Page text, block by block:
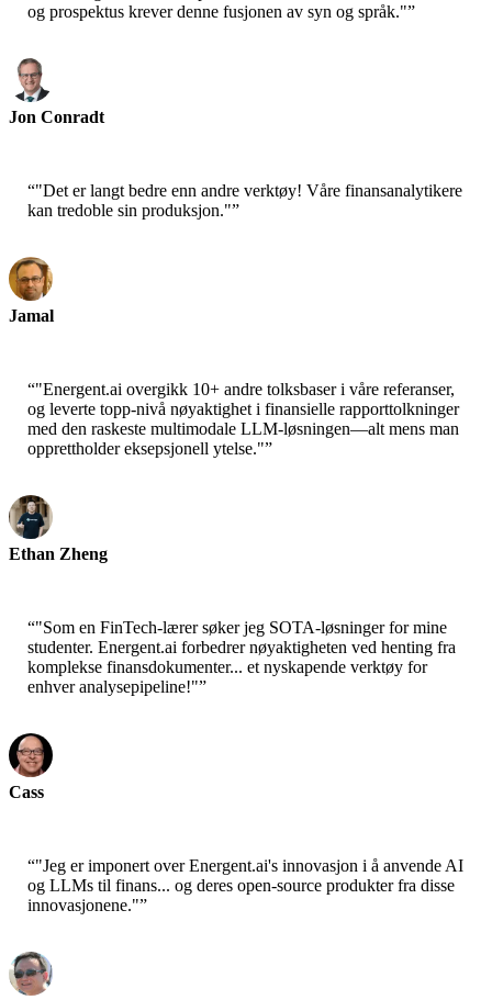
og prospektus krever denne fusjonen av syn og språk."”
Jon Conradt
“"Det er langt bedre enn andre verktøy! Våre finansanalytikere
kan tredoble sin produksjon."”
Jamal
“"Energent.ai overgikk 10+ andre tolksbaser i våre referanser,
og leverte topp-nivå nøyaktighet i finansielle rapporttolkninger
med den raskeste multimodale LLM-løsningen—alt mens man
opprettholder eksepsjonell ytelse."”
Ethan Zheng
“"Som en FinTech-lærer søker jeg SOTA-løsninger for mine
studenter. Energent.ai forbedrer nøyaktigheten ved henting fra
komplekse finansdokumenter... et nyskapende verktøy for
enhver analysepipeline!"”
Cass
“"Jeg er imponert over Energent.ai's innovasjon i å anvende AI
og LLMs til finans... og deres open-source produkter fra disse
innovasjonene."”